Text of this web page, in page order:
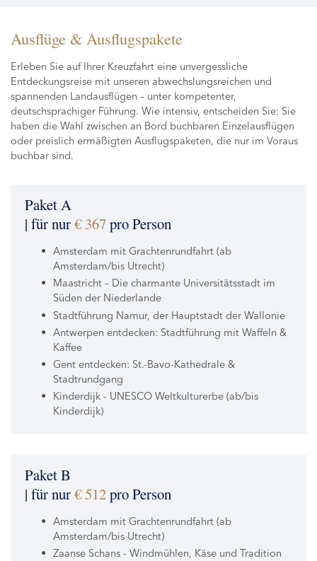
Ausflüge & Ausflugspakete
Erleben Sie auf Ihrer Kreuzfahrt eine unvergessliche
Entdeckungsreise mit unseren abwechslungsreichen und
spannenden Landausflügen – unter kompetenter,
deutschsprachiger Führung. Wie intensiv, entscheiden Sie: Sie
haben die Wahl zwischen an Bord buchbaren Einzelausflügen
oder preislich ermäßigten Ausflugspaketen, die nur im Voraus
buchbar sind.
Paket A
| für nur€ 367pro Person
Amsterdam mit Grachtenrundfahrt (ab
Amsterdam/bis Utrecht)
Maastricht – Die charmante Universitätsstadt im
Süden der Niederlande
Stadtführung Namur, der Hauptstadt der Wallonie
Antwerpen entdecken: Stadtführung mit Waffeln &
Kaffee
Gent entdecken: St.-Bavo-Kathedrale &
Stadtrundgang
Kinderdijk - UNESCO Weltkulturerbe (ab/bis
Kinderdijk)
Paket B
| für nur€ 512pro Person
Amsterdam mit Grachtenrundfahrt (ab
Amsterdam/bis Utrecht)
Zaanse Schans - Windmühlen, Käse und Tradition